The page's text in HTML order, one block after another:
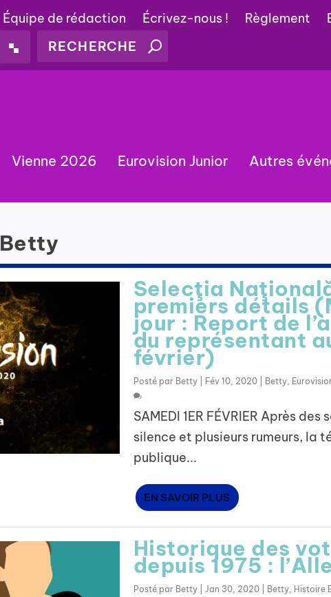
Équipe de rédaction Écrivez-nous ! Règlement
Vienne 2026 Eurovision Junior Autres
Betty
Selecţia
premiers détails
jour : Report de
du représentant
février)
Posté par Betty| Fév 10, 2020| Betty,
SAMEDI 1ER FÉVRIER Après des
silence et plusieurs rumeurs, la
publique...
EN SAVOIR PLUS
Historique des
depuis 1975 :
Posté par Betty| Jan 30, 2020| Betty, Histoire